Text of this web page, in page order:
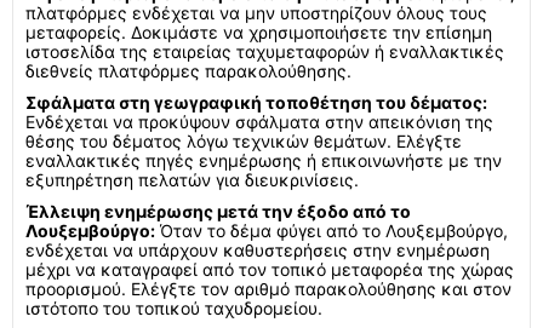
πλατφόρμες ενδέχεται να μην υποστηρίζουν όλους τους
μεταφορείς. Δοκιμάστε να χρησιμοποιήσετε την επίσημη
ιστοσελίδα της εταιρείας ταχυμεταφορών ή εναλλακτικές
διεθνείς πλατφόρμες παρακολούθησης.
Σφάλματα στη γεωγραφική τοποθέτηση του δέματος:
Ενδέχεται να προκύψουν σφάλματα στην απεικόνιση της
θέσης του δέματος λόγω τεχνικών θεμάτων. Ελέγξτε
εναλλακτικές πηγές ενημέρωσης ή επικοινωνήστε με την
εξυπηρέτηση πελατών για διευκρινίσεις.
Έλλειψη ενημέρωσης μετά την έξοδο από το
Λουξεμβούργο: Όταν το δέμα φύγει από το Λουξεμβούργο,
ενδέχεται να υπάρχουν καθυστερήσεις στην ενημέρωση
μέχρι να καταγραφεί από τον τοπικό μεταφορέα της χώρας
προορισμού. Ελέγξτε τον αριθμό παρακολούθησης και στον
ιστότοπο του τοπικού ταχυδρομείου.